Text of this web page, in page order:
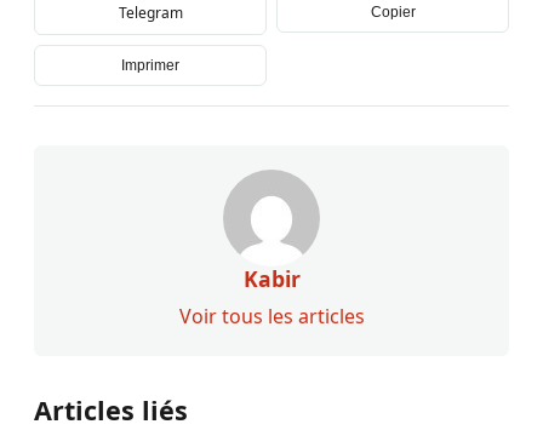
Telegram Copier
Imprimer
Kabir
Voir tous les articles
Articles liés